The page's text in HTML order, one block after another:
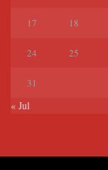
17 18
24 25
31
« Jul